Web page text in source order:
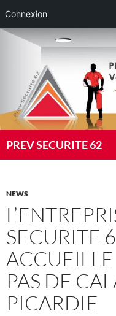
Connexion
Aller
PREV SECURITE 62
NEWS
SECURITE
PAS DE
PICARDIE